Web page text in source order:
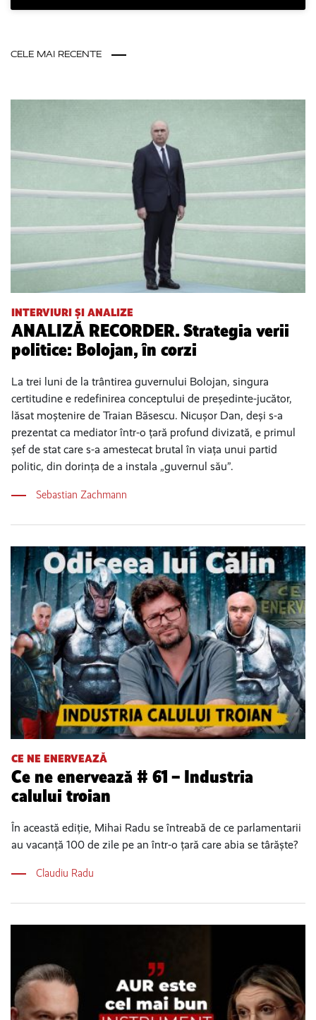
CELE MAI RECENTE
INTERVIURI ȘI ANALIZE
ANALIZĂ RECORDER. Strategia verii
politice: Bolojan, în corzi
La trei luni de la trântirea guvernului Bolojan, singura
certitudine e redefinirea conceptului de președinte-jucător,
lăsat moștenire de Traian Băsescu. Nicușor Dan, deși s-a
prezentat ca mediator într-o țară profund divizată, e primul
șef de stat care s-a amestecat brutal în viața unui partid
politic, din dorința de a instala „guvernul său”.
Sebastian Zachmann
CE NE ENERVEAZĂ
Ce ne enervează # 61 – Industria
calului troian
În această ediție, Mihai Radu se întreabă de ce parlamentarii
au vacanță 100 de zile pe an într-o țară care abia se târăște?
Claudiu Radu